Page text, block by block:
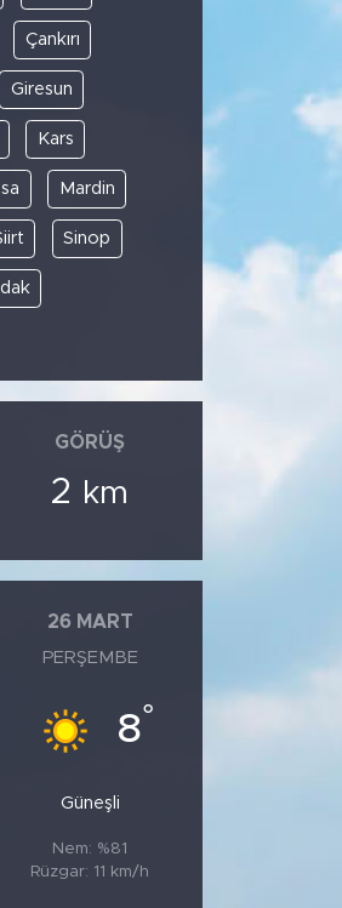
Çankırı
Giresun
Kars
Mardin
Sinop
GÖRÜŞ
2 km
26 MART
PERŞEMBE
8°
Güneşli
Nem: %81
Rüzgar: 11 km/h